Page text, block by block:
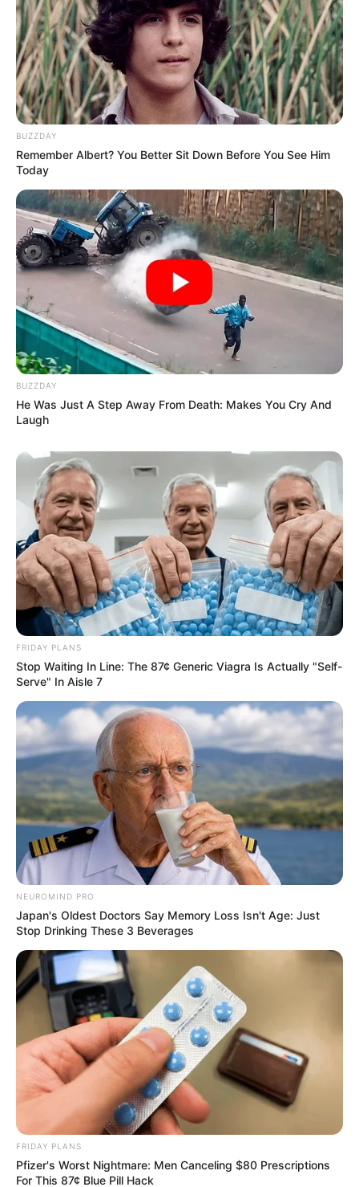
ΟΝΟΜΑ ΣΑΣ ΓΙΑ ΝΑ ΜΠΟΡΩ ΝΑ ΞΕΡΩ ΠΟΙΟΙ ΜΕ
ΒΟΗΘΑΤΕ
ΥΠΟΣΤΗΡΙΞΤΕ ΤΟΝ ΑΓΩΝΑ ΜΑΣ
Επισκεφτείτετο κανάλι μου στο youtubeαν
ψάχνετε πραγματικά να βρείτε την αλήθεια… Η
Ενημέρωση που δεν θα ακούσετε ποτέ από τα
κυρίαρχα ΜΜΕ… Υποστηρίξτε αυτόν τον αγώνα με
την εγγραφή, τα κόσμια σχόλια και τα λάικ σας…
FACEBOOK
YOUTUBE ΕΓΓΡΑΦΕΊΤΕ
BUZZDAY
Remember Albert? You Better Sit Down Before You See Him
Today
BUZZDAY
He Was Just A Step Away From Death: Makes You Cry And
Laugh
FRIDAY PLANS
Stop Waiting In Line: The 87¢ Generic Viagra Is Actually "Self-
Serve" In Aisle 7
NEUROMIND PRO
Japan's Oldest Doctors Say Memory Loss Isn't Age: Just
Stop Drinking These 3 Beverages
FRIDAY PLANS
Pfizer's Worst Nightmare: Men Canceling $80 Prescriptions
For This 87¢ Blue Pill Hack